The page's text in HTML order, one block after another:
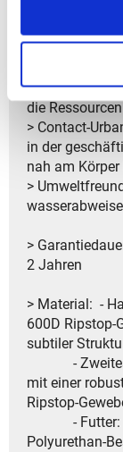
nachhaltigen
Knopf. Es ist
> Aus
die Ressourcen
> Contact-
in der
nah am
>
>
2 Jahren
> Material: -
600D Ripstop-
subtiler
- Zweites
mit einer
Ripstop-
- Futter:
Polyurethan-